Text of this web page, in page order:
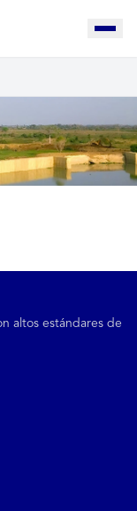
altos estándares de